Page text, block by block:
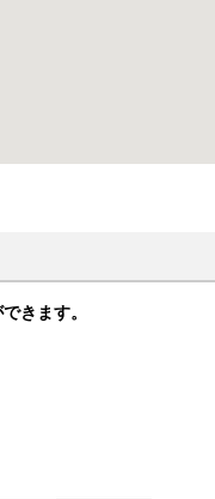
きます。